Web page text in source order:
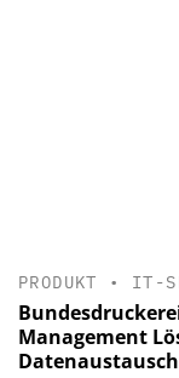
PRODUKT • IT-
Management